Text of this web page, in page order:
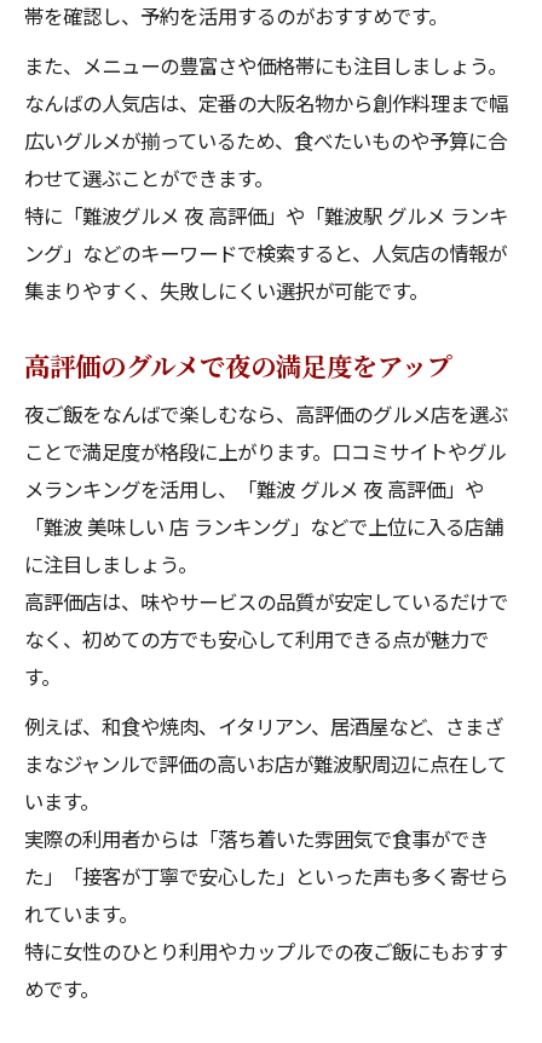
帯を確認し、予約を活用するのがおすすめです。
また、メニューの豊富さや価格帯にも注目しましょう。
なんばの人気店は、定番の大阪名物から創作料理まで幅
広いグルメが揃っているため、食べたいものや予算に合
わせて選ぶことができます。
特に「難波グルメ 夜 高評価」や「難波駅 グルメ ランキ
ング」などのキーワードで検索すると、人気店の情報が
集まりやすく、失敗しにくい選択が可能です。
高評価のグルメで夜の満足度をアップ
夜ご飯をなんばで楽しむなら、高評価のグルメ店を選ぶ
ことで満足度が格段に上がります。口コミサイトやグル
メランキングを活用し、「難波 グルメ 夜 高評価」や
「難波 美味しい 店 ランキング」などで上位に入る店舗
に注目しましょう。
高評価店は、味やサービスの品質が安定しているだけで
なく、初めての方でも安心して利用できる点が魅力で
す。
例えば、和食や焼肉、イタリアン、居酒屋など、さまざ
まなジャンルで評価の高いお店が難波駅周辺に点在して
います。
実際の利用者からは「落ち着いた雰囲気で食事ができ
た」「接客が丁寧で安心した」といった声も多く寄せら
れています。
特に女性のひとり利用やカップルでの夜ご飯にもおすす
めです。